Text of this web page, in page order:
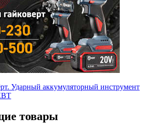
Ударный аккумуляторный инструмент
товары